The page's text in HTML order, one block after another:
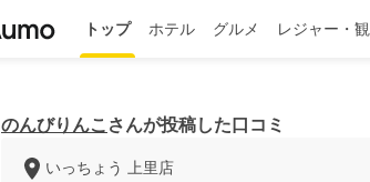
トップ ホテル グルメ レジャー・
のんびりんこ さんが投稿した口コミ
いっちょう 上里店